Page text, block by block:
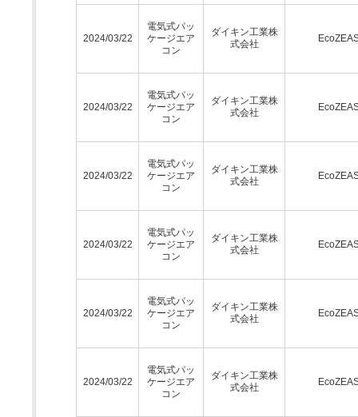
2024/03/22
電気式パッ
ケージエア
コン
ダイキン工業株
式会社
2024/03/22
電気式パッ
ケージエア
コン
ダイキン工業株
式会社
2024/03/22
電気式パッ
ケージエア
コン
ダイキン工業株
式会社
2024/03/22
電気式パッ
ケージエア
コン
ダイキン工業株
式会社
2024/03/22
電気式パッ
ケージエア
コン
ダイキン工業株
式会社
2024/03/22
電気式パッ
ケージエア
コン
ダイキン工業株
式会社